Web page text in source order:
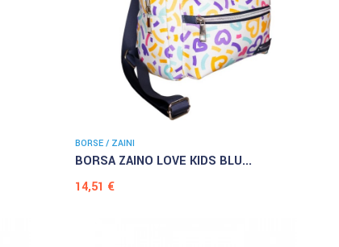
BORSE / ZAINI
BORSA ZAINO LOVE KIDS BLU...
Prezzo
14,51 €